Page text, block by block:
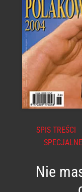
SPIS TREŚCI
SPECJALNE
Nie